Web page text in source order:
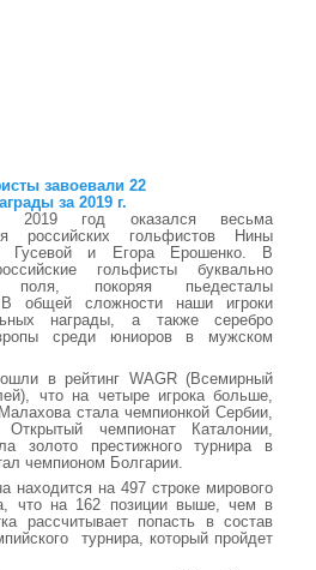
завоевали 22
за 2019 г.
2019 год оказался весьма
российских гольфистов Нины
Гусевой и Егора Ерошенко. В
гольфисты буквально
поля, покоряя пьедесталы
В общей сложности наши игроки
награды, а также серебро
среди юниоров в мужском
в рейтинг WAGR (Всемирный
что на четыре игрока больше,
стала чемпионкой Сербии,
чемпионат Каталонии,
золото престижного турнира в
чемпионом Болгарии.
находится на 497 строке мирового
что на 162 позиции выше, чем в
рассчитывает попасть в состав
турнира, который пройдет